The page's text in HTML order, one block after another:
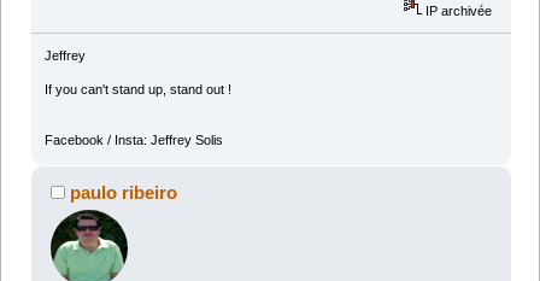
IP archivée
Jeffrey
If you can't stand up, stand out !
Facebook / Insta: Jeffrey Solis
paulo ribeiro